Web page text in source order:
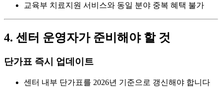
교육부 치료지원 서비스와 동일 분야 중복 혜택 불가
4. 센터 운영자가 준비해야 할 것
단가표 즉시 업데이트
센터 내부 단가표를 2026년 기준으로 갱신해야 합니다